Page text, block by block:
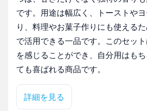
です。用途は幅広く、トーストや
り、料理やお菓子作りにも使える
で活用できる一品です。このセッ
を感じることができ、自分用はも
ても喜ばれる商品です。
詳細を見る